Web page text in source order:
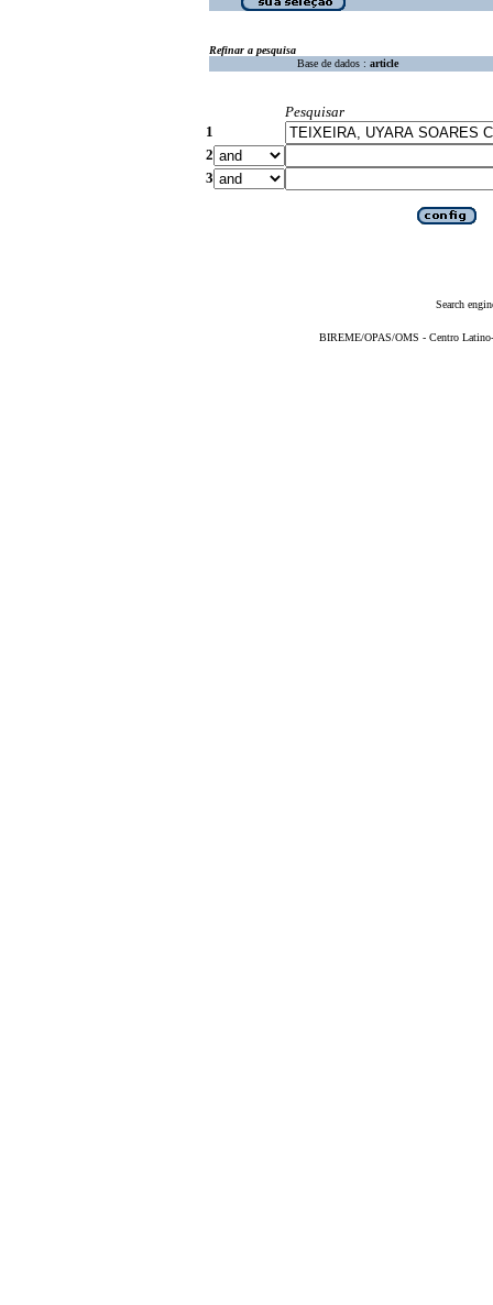
Refinar a pesquisa
Base de dados : article
Pesquisar
1
2
3
Search
BIREME/OPAS/OMS - Centro Latino-